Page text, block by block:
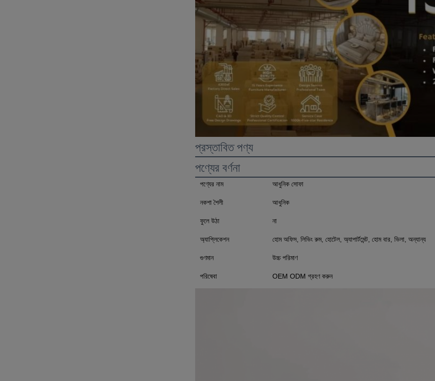
প্রস্তাবিত পণ্য
পণ্যের বর্ণনা
পণ্যের নাম আধুনিক সোফা
নকশা শৈলী আধুনিক
ফুলে উঠা না
অ্যাপ্লিকেশন হোম অফিস, লিভিং রুম, হোটেল, অ্যাপার্টমেন্ট, হোম বার, ভিলা, অন্যান্য
গুণমান উচ্চ পরিমাণ
পরিষেবা OEM ODM গ্রহণ করুন